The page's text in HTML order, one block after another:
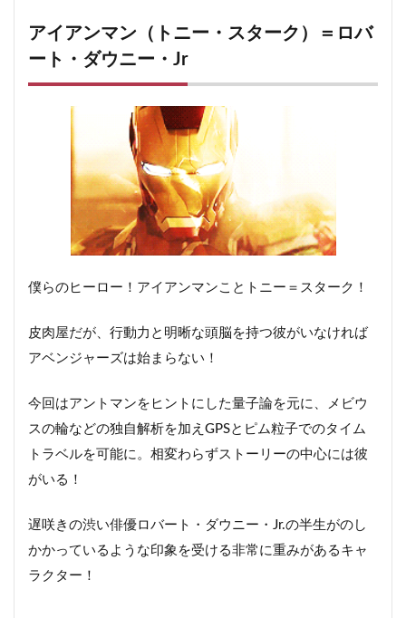
4 ソー＝クリス・ヘムズワース
4.1 ソーの結末
ブラック・ウィドウ（ナターシャ・ロマノフ）＝スカ
ーレット・ヨハンソン
5.1 ブラックウィドウ＝ナターシャの結末
ホークアイ（クリント・バートン）＝ジェレミー・レ
6.1 ホークアイの結末
ウォーマシン（ジェームズ・“ローディ”・ローズ）＝
8 アントマン（スコット・ラング）＝ポール・ラッド
8.1 アントマンの結末
9
キャプテン・マーベル（キャロル・ダンヴァース）＝
キャプテンマーベルの結末
10 ロケット＝ブラッドリー・クーパー（声）
ネビュラ＝カレン・ギラン
11.1
アイアンマン（トニー・スターク）＝ロバ
ート・ダウニー・Jr
僕らのヒーロー！アイアンマンことトニー＝スターク！
皮肉屋だが、行動力と明晰な頭脳を持つ彼がいなければ
アベンジャーズは始まらない！
今回はアントマンをヒントにした量子論を元に、メビウ
スの輪などの独自解析を加えGPSとピム粒子でのタイム
トラベルを可能に。相変わらずストーリーの中心には彼
がいる！
遅咲きの渋い俳優ロバート・ダウニー・Jr.の半生がのし
かかっているような印象を受ける非常に重みがあるキャ
ラクター！